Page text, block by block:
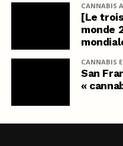
CANNABIS
[Le
monde
CANNABIS
San
«